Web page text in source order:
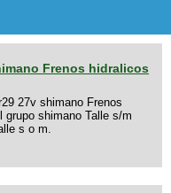
Frenos hidralicos
27v shimano Frenos
grupo shimano Talle s/m
s o m.